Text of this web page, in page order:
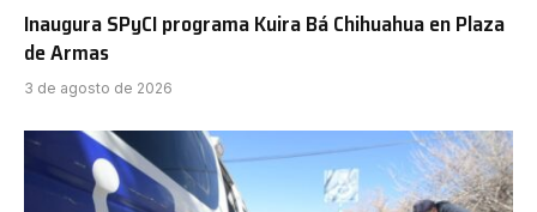
Inaugura SPyCI programa Kuira Bá Chihuahua en Plaza
de Armas
3 de agosto de 2026